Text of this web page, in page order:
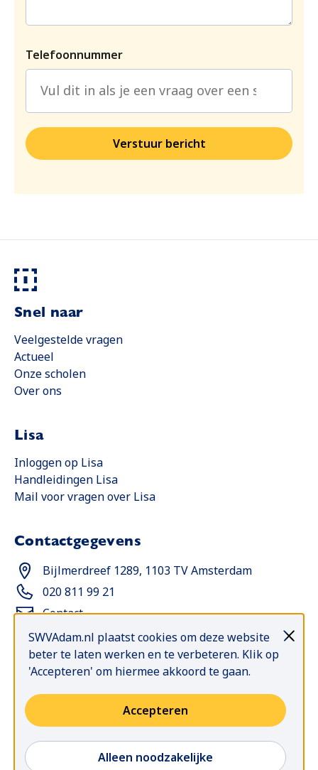
Telefoonnummer
Verstuur bericht
Snel naar
Veelgestelde vragen
Actueel
Onze scholen
Over ons
Lisa
Inloggen op Lisa
Opent in een nieuwe tab
Handleidingen Lisa
Mail voor vragen over Lisa
Opent in een nieuwe tab
Contactgegevens
Bijlmerdreef 1289, 1103 TV Amsterdam
Opent in een nieuwe tab
020 811 99 21
Opent in een nieuwe tab
Contact
Blijf op de hoogte met de
Nieuwsselectie
Elke week nieuws, bijeenkomsten, publicaties en
meer in je mailbox: abonneer je op de Nieuwsselectie.
Ja, ik meld me aan!
SWVAdam.nl plaatst cookies om deze website
beter te laten werken en te verbeteren. Klik op
'Accepteren' om hiermee akkoord te gaan.
Accepteren
Alleen noodzakelijke